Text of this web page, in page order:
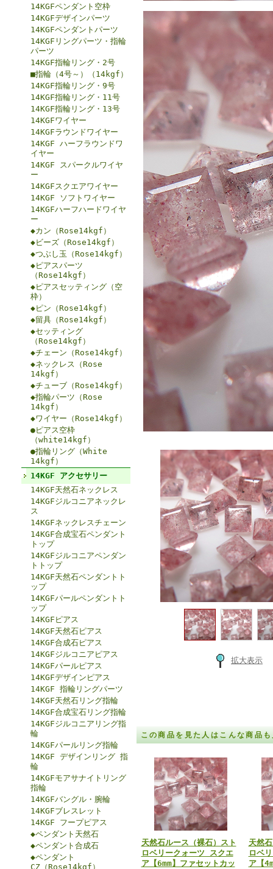
14KGFペンダント空枠
14KGFデザインパーツ
14KGFペンダントパーツ
14KGFリングパーツ・指輪
パーツ
14KGF指輪リング・2号
■指輪（4号～）（14kgf）
14KGF指輪リング・9号
14KGF指輪リング・11号
14KGF指輪リング・13号
14KGFワイヤー
14KGFラウンドワイヤー
14KGF ハーフラウンドワ
イヤー
14KGF スパークルワイヤ
ー
14KGFスクエアワイヤー
14KGF ソフトワイヤー
14KGFハーフハードワイヤ
ー
◆カン（Rose14kgf）
◆ビーズ（Rose14kgf）
◆つぶし玉（Rose14kgf）
◆ピアスパーツ
（Rose14kgf）
◆ピアスセッティング（空
枠）
◆ピン（Rose14kgf）
◆留具（Rose14kgf）
◆セッティング
（Rose14kgf）
◆チェーン（Rose14kgf）
◆ネックレス（Rose
14kgf）
◆チューブ（Rose14kgf）
◆指輪パーツ（Rose
14kgf）
◆ワイヤー（Rose14kgf）
●ピアス空枠
（white14kgf）
●指輪リング（White
14kgf）
14KGF アクセサリー
14KGF天然石ネックレス
14KGFジルコニアネックレ
ス
14KGFネックレスチェーン
14KGF合成宝石ペンダント
トップ
14KGFジルコニアペンダン
トトップ
14KGF天然石ペンダントト
ップ
14KGFパールペンダントト
ップ
14KGFピアス
14KGF天然石ピアス
14KGF合成石ピアス
14KGFジルコニアピアス
14KGFパールピアス
14KGFデザインピアス
14KGF 指輪リングパーツ
14KGF天然石リング指輪
14KGF合成宝石リング指輪
14KGFジルコニアリング指
輪
14KGFパールリング指輪
14KGF デザインリング 指
輪
14KGFモアサナイトリング
指輪
14KGFバングル・腕輪
14KGFブレスレット
14KGF フープピアス
◆ペンダント天然石
◆ペンダント合成石
◆ペンダント
CZ（Rose14kgf）
拡大表示
この商品を見た人はこんな商品
天然石ルース（裸石）スト
ロベリークォーツ スクエ
ア【6mm】ファセットカッ
天然
ロベ
ア【